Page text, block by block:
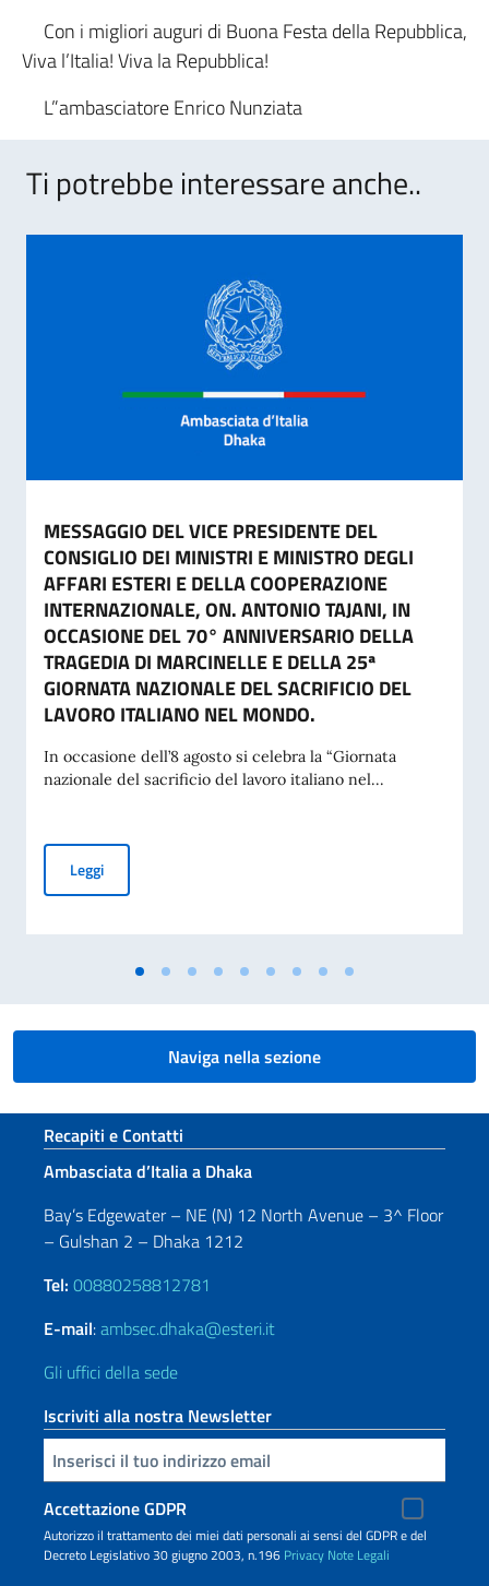
Con i migliori auguri di Buona Festa della Repubblica,
Viva l’Italia! Viva la Repubblica!
L”ambasciatore Enrico Nunziata
Ti potrebbe interessare anche..
MESSAGGIO DEL VICE PRESIDENTE DEL
CONSIGLIO DEI MINISTRI E MINISTRO DEGLI
AFFARI ESTERI E DELLA COOPERAZIONE
INTERNAZIONALE, ON. ANTONIO TAJANI, IN
OCCASIONE DEL 70° ANNIVERSARIO DELLA
TRAGEDIA DI MARCINELLE E DELLA 25ª
GIORNATA NAZIONALE DEL SACRIFICIO DEL
LAVORO ITALIANO NEL MONDO.
In occasione dell’8 agosto si celebra la “Giornata
nazionale del sacrificio del lavoro italiano nel...
LeggiMESSAGGIO DEL VICE PRESIDENTE DEL CONSIGLIO DEI
Naviga nella sezione
Sezione footer
Recapiti e Contatti
Ambasciata d’Italia a Dhaka
Bay’s Edgewater – NE (N) 12 North Avenue – 3^ Floor
– Gulshan 2 – Dhaka 1212
Tel: 00880258812781
E-mail:ambsec.dhaka@esteri.it
Gli uffici della sede
Iscriviti alla nostra Newsletter
Inserisci la tua email
Accettazione GDPR
Autorizzo il trattamento dei miei dati personali ai sensi del GDPR e del
Decreto Legislativo 30 giugno 2003, n.196 Privacy Note Legali